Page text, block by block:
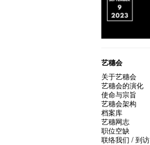
艺穗会
关于艺穗会
艺穗会的演化
使命与宗旨
艺穗会架构
档案库
艺穗网志
职位空缺
联络我们 / 到访